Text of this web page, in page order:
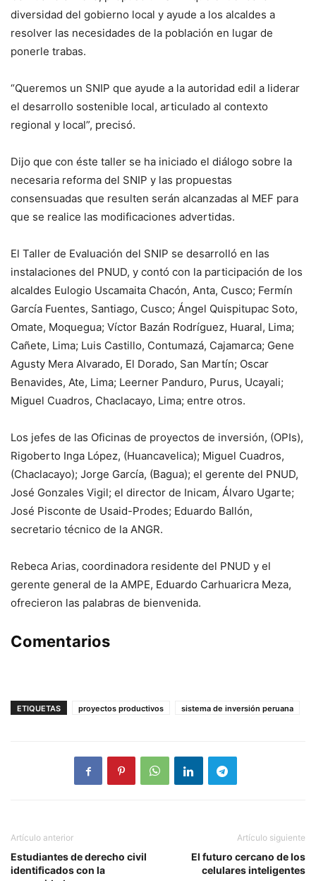
diversidad del gobierno local y ayude a los alcaldes a
resolver las necesidades de la población en lugar de
ponerle trabas.
“Queremos un SNIP que ayude a la autoridad edil a liderar
el desarrollo sostenible local, articulado al contexto
regional y local”, precisó.
Dijo que con éste taller se ha iniciado el diálogo sobre la
necesaria reforma del SNIP y las propuestas
consensuadas que resulten serán alcanzadas al MEF para
que se realice las modificaciones advertidas.
El Taller de Evaluación del SNIP se desarrolló en las
instalaciones del PNUD, y contó con la participación de los
alcaldes Eulogio Uscamaita Chacón, Anta, Cusco; Fermín
García Fuentes, Santiago, Cusco; Ángel Quispitupac Soto,
Omate, Moquegua; Víctor Bazán Rodríguez, Huaral, Lima;
Cañete, Lima; Luis Castillo, Contumazá, Cajamarca; Gene
Agusty Mera Alvarado, El Dorado, San Martín; Oscar
Benavides, Ate, Lima; Leerner Panduro, Purus, Ucayali;
Miguel Cuadros, Chaclacayo, Lima; entre otros.
Los jefes de las Oficinas de proyectos de inversión, (OPIs),
Rigoberto Inga López, (Huancavelica); Miguel Cuadros,
(Chaclacayo); Jorge García, (Bagua); el gerente del PNUD,
José Gonzales Vigil; el director de Inicam, Álvaro Ugarte;
José Pisconte de Usaid-Prodes; Eduardo Ballón,
secretario técnico de la ANGR.
Rebeca Arias, coordinadora residente del PNUD y el
gerente general de la AMPE, Eduardo Carhuaricra Meza,
ofrecieron las palabras de bienvenida.
Comentarios
ETIQUETAS proyectos productivos sistema de inversión peruana
Artículo anterior
Estudiantes de derecho civil
identificados con la
Artículo siguiente
El futuro cercano de los
celulares inteligentes